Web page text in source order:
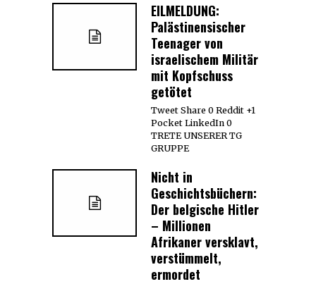
EILMELDUNG:
Palästinensischer
Teenager von
israelischem Militär
mit Kopfschuss
getötet
Tweet Share 0 Reddit +1
Pocket LinkedIn 0
TRETE UNSERER TG
GRUPPE
Nicht in
Geschichtsbüchern:
Der belgische Hitler
– Millionen
Afrikaner versklavt,
verstümmelt,
ermordet